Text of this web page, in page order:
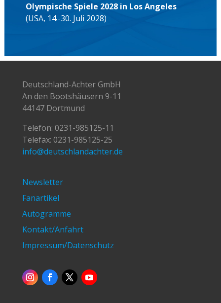
Olympische Spiele 2028 in Los Angeles
(USA, 14.-30. Juli 2028)
Deutschland-Achter GmbH
An den Bootshäusern 9-11
44147 Dortmund
Telefon: 0231-985125-11
Telefax: 0231-985125-25
info@deutschlandachter.de
Newsletter
Fanartikel
Autogramme
Kontakt/Anfahrt
Impressum/Datenschutz